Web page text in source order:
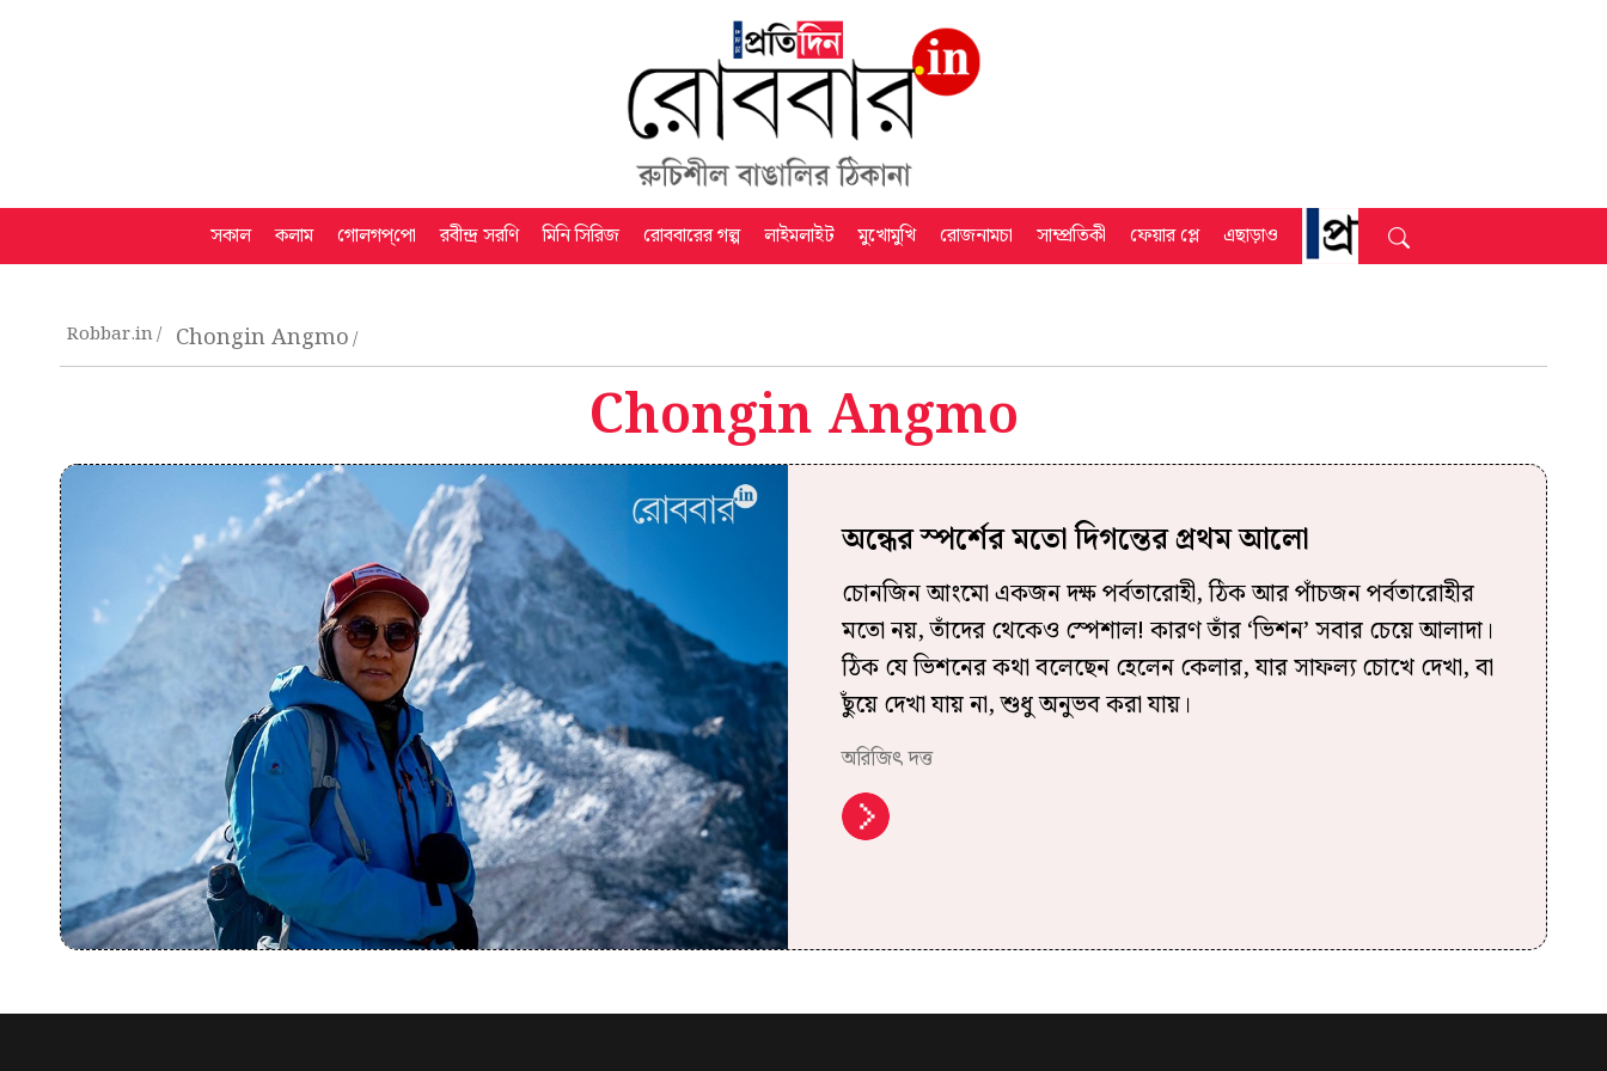
সকাল কলাম গোলগপ্‌পো রবীন্দ্র সরণি মিনি সিরিজ রোববারের গল্প লাইমলাইট মুখোমুখি রোজনামচা সাম্প্রতিকী ফেয়ার প্লে এছাড়াও
Robbar.in Chongin Angmo
Chongin Angmo
অন্ধের স্পর্শের মতো দিগন্তের প্রথম আলো
চোনজিন আংমো একজন দক্ষ পর্বতারোহী, ঠিক আর পাঁচজন পর্বতারোহীর
মতো নয়, তাঁদের থেকেও স্পেশাল! কারণ তাঁর ‘ভিশন’ সবার চেয়ে আলাদা।
ঠিক যে ভিশনের কথা বলেছেন হেলেন কেলার, যার সাফল‌্য চোখে দেখা, বা
ছুঁয়ে দেখা যায় না, শুধু অনুভব করা যায়।
অরিজিৎ দত্ত